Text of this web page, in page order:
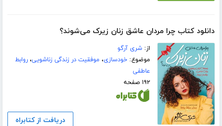
دانلود کتاب چرا مردان عاشق زنان زیرک می‌شوند؟
از:شری آرگو
موضوع:خودسازی، موفقیت در زندگی زناشویی،روابط
عاطفی
۱۹۲ صفحه
دریافت از کتابراه